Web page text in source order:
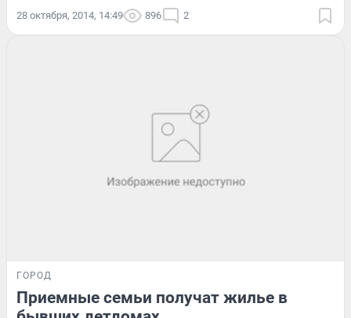
28 октября, 2014, 14:49 896 2
ГОРОД
Приемные семьи получат жилье в